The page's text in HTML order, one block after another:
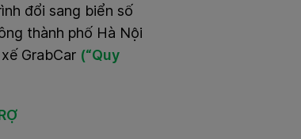
đổi sang biển số
thành phố Hà Nội
GrabCar (“Quy